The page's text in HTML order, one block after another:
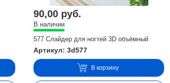
90,00 руб.
В наличии
577 Слайдер для ногтей 3D объёмный
Артикул: 3d577
В корзину